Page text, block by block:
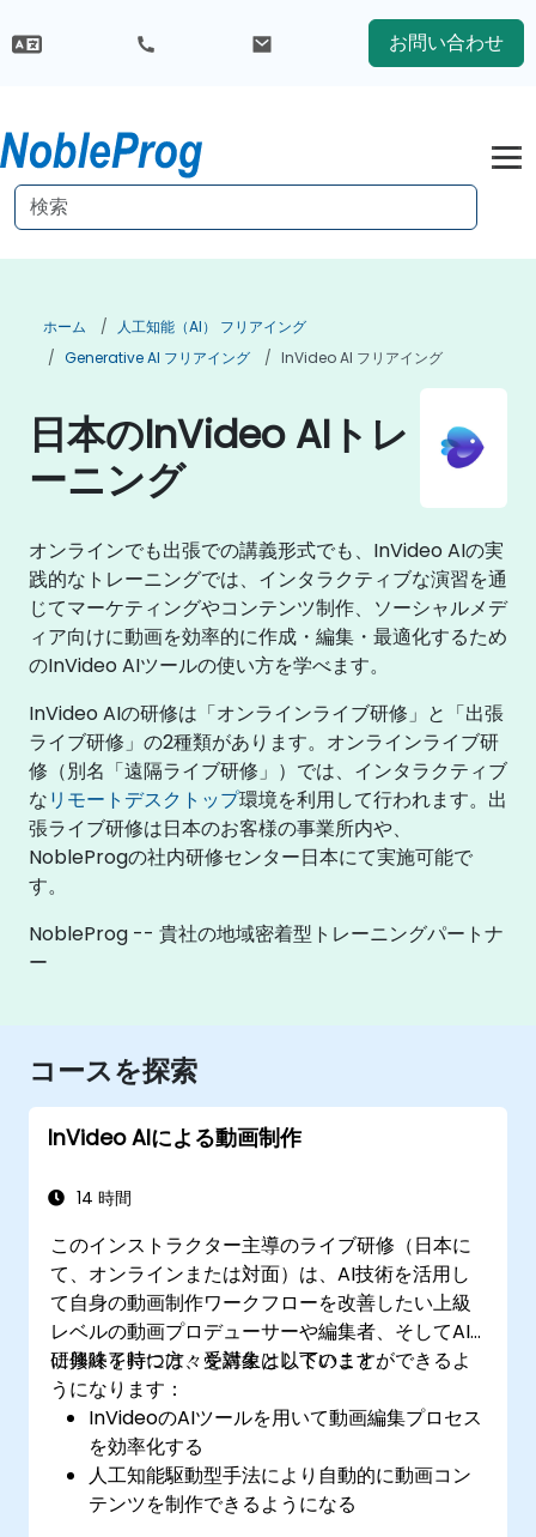
お問い合わせ
ホーム
人工知能（AI） フリアイング
Generative AI フリアイング
InVideo AI フリアイング
日本のInVideo AIトレ
ーニング
オンラインでも出張での講義形式でも、InVideo AIの実
践的なトレーニングでは、インタラクティブな演習を通
じてマーケティングやコンテンツ制作、ソーシャルメデ
ィア向けに動画を効率的に作成・編集・最適化するため
のInVideo AIツールの使い方を学べます。
InVideo AIの研修は「オンラインライブ研修」と「出張
ライブ研修」の2種類があります。オンラインライブ研
修（別名「遠隔ライブ研修」）では、インタラクティブ
なリモートデスクトップ環境を利用して行われます。出
張ライブ研修は日本のお客様の事業所内や、
NobleProgの社内研修センター日本にて実施可能で
す。
NobleProg -- 貴社の地域密着型トレーニングパートナ
ー
コースを探索
InVideo AIによる動画制作
14 時間
このインストラクター主導のライブ研修（日本に
て、オンラインまたは対面）は、AI技術を活用し
て自身の動画制作ワークフローを改善したい上級
レベルの動画プロデューサーや編集者、そしてAI
に興味を持つ方々を対象としています。
研修終了時には、受講生は以下のことができるよ
うになります：
InVideoのAIツールを用いて動画編集プロセス
を効率化する
人工知能駆動型手法により自動的に動画コン
テンツを制作できるようになる